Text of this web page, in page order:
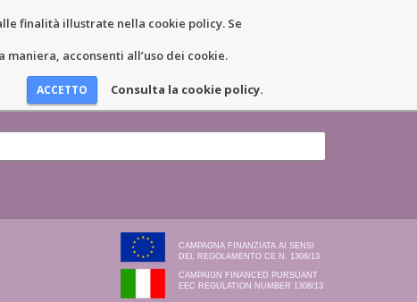
finalità illustrate nella cookie policy. Se
acconsenti all’uso dei cookie.
Consulta la cookie policy.
CAMPAGNA FINANZIATA AI SENSI
DEL REGOLAMENTO CE N. 1308/13
CAMPAIGN FINANCED PURSUANT
EEC REGULATION NUMBER 1308/13